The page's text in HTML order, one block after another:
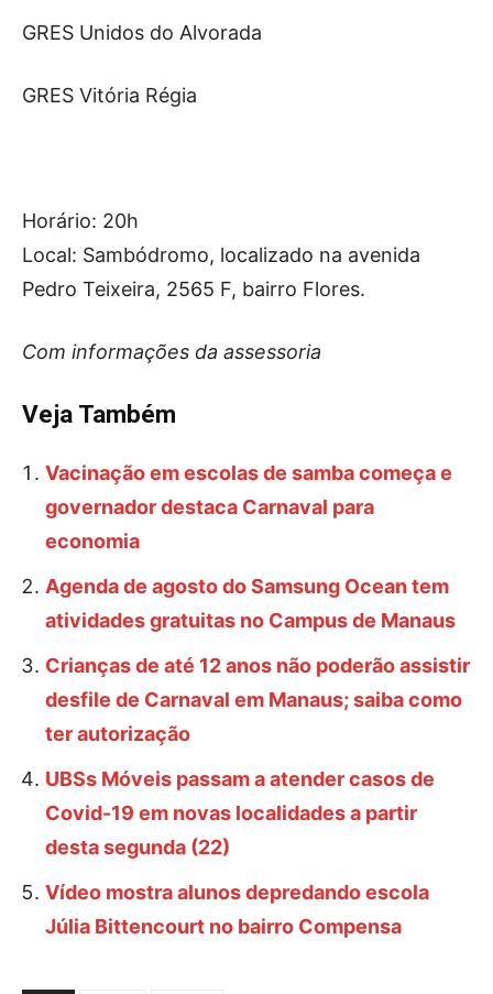
GRES Unidos do Alvorada
GRES Vitória Régia
Horário: 20h
Local: Sambódromo, localizado na avenida
Pedro Teixeira, 2565 F, bairro Flores.
Com informações da assessoria
Veja Também
Vacinação em escolas de samba começa e
governador destaca Carnaval para
economia
Agenda de agosto do Samsung Ocean tem
atividades gratuitas no Campus de Manaus
Crianças de até 12 anos não poderão assistir
desfile de Carnaval em Manaus; saiba como
ter autorização
UBSs Móveis passam a atender casos de
Covid-19 em novas localidades a partir
desta segunda (22)
Vídeo mostra alunos depredando escola
Júlia Bittencourt no bairro Compensa